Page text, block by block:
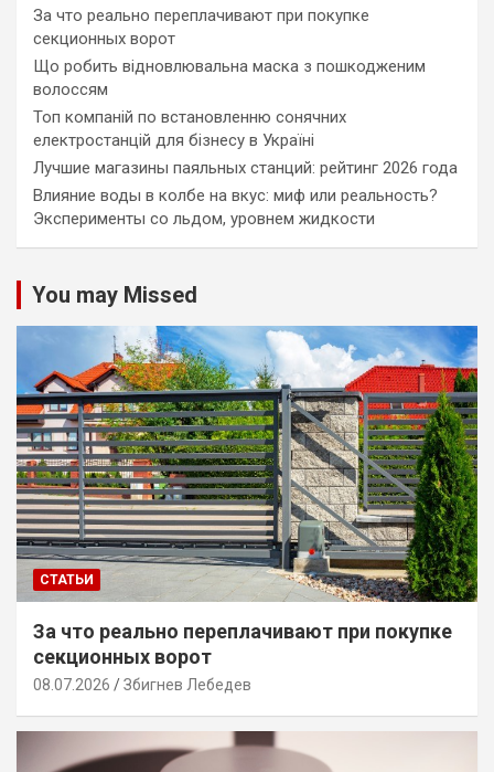
За что реально переплачивают при покупке
секционных ворот
Що робить відновлювальна маска з пошкодженим
волоссям
Топ компаній по встановленню сонячних
електростанцій для бізнесу в Україні
Лучшие магазины паяльных станций: рейтинг 2026 года
Влияние воды в колбе на вкус: миф или реальность?
Эксперименты со льдом, уровнем жидкости
You may Missed
СТАТЬИ
За что реально переплачивают при покупке
секционных ворот
08.07.2026 Збигнев Лебедев